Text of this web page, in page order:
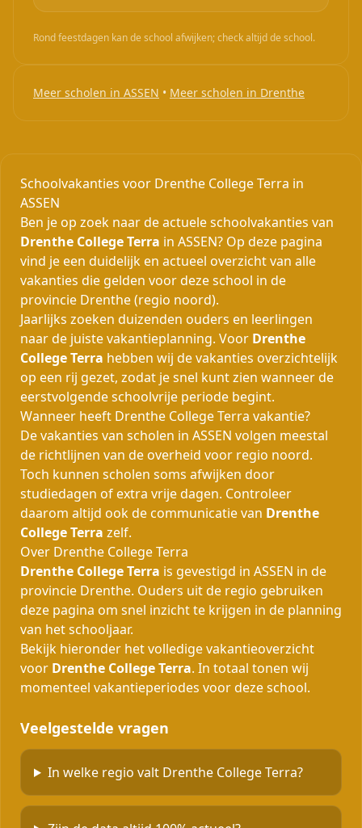
Rond feestdagen kan de school afwijken; check altijd de school.
Meer scholen in ASSEN • Meer scholen in Drenthe
Schoolvakanties voor Drenthe College Terra in
ASSEN
Ben je op zoek naar de actuele schoolvakanties van
Drenthe College Terra in ASSEN? Op deze pagina
vind je een duidelijk en actueel overzicht van alle
vakanties die gelden voor deze school in de
provincie Drenthe (regio noord).
Jaarlijks zoeken duizenden ouders en leerlingen
naar de juiste vakantieplanning. Voor Drenthe
College Terra hebben wij de vakanties overzichtelijk
op een rij gezet, zodat je snel kunt zien wanneer de
eerstvolgende schoolvrije periode begint.
Wanneer heeft Drenthe College Terra vakantie?
De vakanties van scholen in ASSEN volgen meestal
de richtlijnen van de overheid voor regio noord.
Toch kunnen scholen soms afwijken door
studiedagen of extra vrije dagen. Controleer
daarom altijd ook de communicatie van Drenthe
College Terra zelf.
Over Drenthe College Terra
Drenthe College Terra is gevestigd in ASSEN in de
provincie Drenthe. Ouders uit de regio gebruiken
deze pagina om snel inzicht te krijgen in de planning
van het schooljaar.
Bekijk hieronder het volledige vakantieoverzicht
voor Drenthe College Terra. In totaal tonen wij
momenteel vakantieperiodes voor deze school.
Veelgestelde vragen
In welke regio valt Drenthe College Terra?